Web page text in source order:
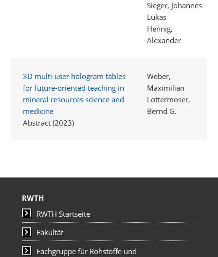
Sieger, Johannes
Lukas
Hennig,
Alexander
3D multi-user hologram tables
for future-oriented teaching in
mineral resources science and
medicine
Abstract (2023)
Weber,
Maximilian
Lottermoser,
Bernd G.
RWTH
RWTH Startseite
Fakultät
Fachgruppe für Rohstoffe und